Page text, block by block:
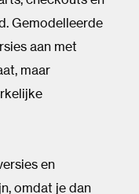
Gemodelleerde
aan met
maar
en
omdat je dan